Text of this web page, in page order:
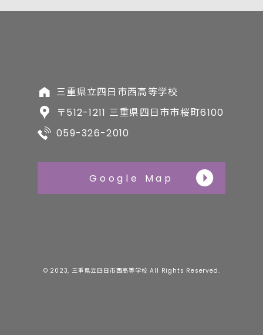
三重県立四日市西高等学校
〒512-1211 三重県四日市市桜町6100
059-326-2010
Google Map
© 2023, 三重県立四日市西高等学校 All Rights Reserved.